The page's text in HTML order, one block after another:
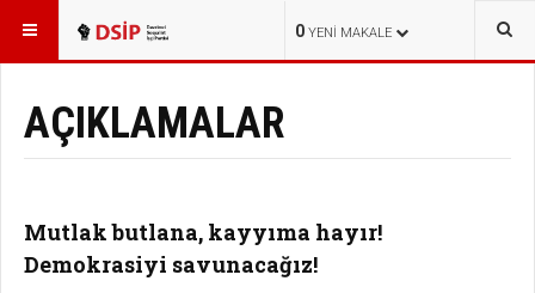
0 YENI MAKALE
BURADASINIZ: HABERLER
AÇIKLAMALAR
Mutlak butlana, kayyıma hayır!
Demokrasiyi savunacağız!